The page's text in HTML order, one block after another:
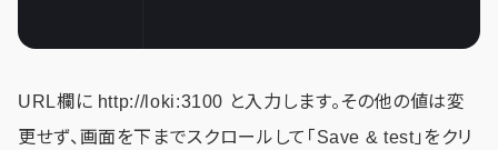
URL欄に http://loki:3100 と入力します。その他の値は変
更せず、画面を下までスクロールして「Save & test」をクリ